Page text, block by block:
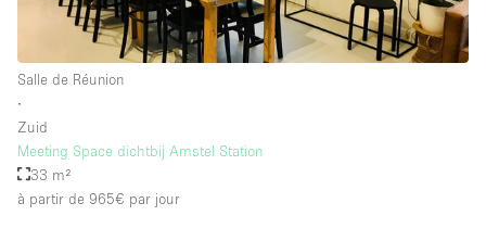
Salle de Réunion
∙
Zuid
Meeting Space dichtbij Amstel Station
33 m²
à partir de 965€ par jour